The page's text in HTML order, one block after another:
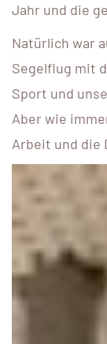
Jahr und die
Natürlich war
Segelflug mit
Sport und
Aber wie
Arbeit und die